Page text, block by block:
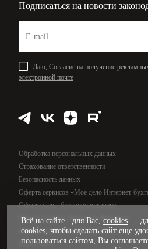
Подписаться на новости
Даю, Согласие на получение
электронной почте
Обработка персональных данных
Страхование ответственности
Безопасность данных
Оферта сервисов «Моё дело Интернет-
Оферта услуг бухсопровождения
Оферта сервиса «Моё дело Финансы»
Оферта услуг управленческого учёта
Карта сайта
Всё на сайте - для Вас, cookies —
cookies, чтобы сделать сайт еще
пользоваться сайтом, Вы